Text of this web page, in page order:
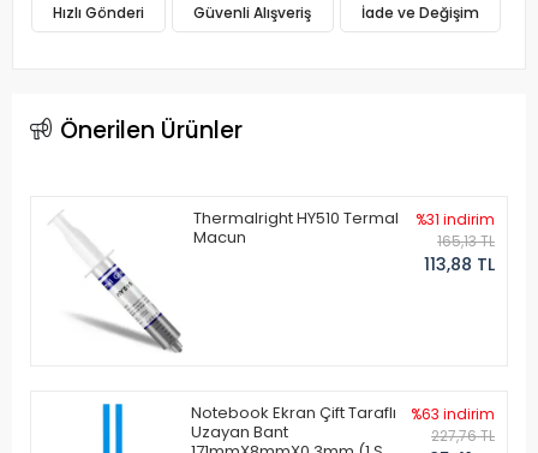
Hızlı Gönderi Güvenli Alışveriş İade ve Değişim
Önerilen Ürünler
Thermalright HY510 Termal
Macun
%31 indirim
165,13 TL
113,88 TL
Notebook Ekran Çift Taraflı
Uzayan Bant
%63 indirim
227,76 TL